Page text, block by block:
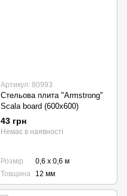
Артикул: 80993
Стельова плита "Armstrong"
Scala board (600x600)
43 грн
Немає в наявності
Розмір
0,6 х 0,6 м
Товщина
12 мм